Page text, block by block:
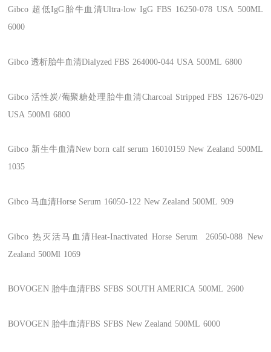
Gibco 超低IgG胎牛血清Ultra-low IgG FBS 16250-078 USA 500ML
6000
Gibco透析胎牛血清Dialyzed FBS 264000-044 USA 500ML 6800
Gibco活性炭/葡聚糖处理胎牛血清Charcoal Stripped FBS 12676-029
USA 500Ml 6800
Gibco 新生牛血清New born calf serum 16010159 New Zealand 500ML
1035
Gibco马血清Horse Serum 16050-122 New Zealand 500ML 909
Gibco 热灭活马血清Heat-Inactivated Horse Serum 26050-088 New
Zealand 500Ml 1069
BOVOGEN 胎牛血清FBS SFBS SOUTH AMERICA 500ML 2600
BOVOGEN 胎牛血清FBS SFBS New Zealand 500ML 6000